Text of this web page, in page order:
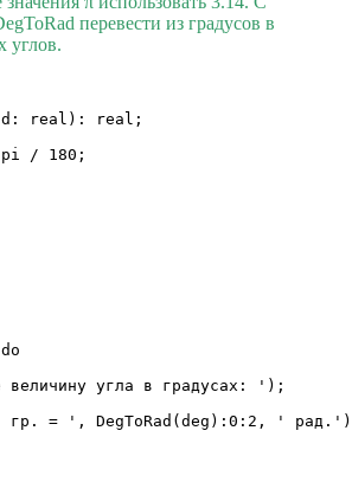
перевести из градусов в
углов.
real): real;
/ 180;
величину угла в градусах: ');
гр. = ', DegToRad(deg):0:2, ' рад.')